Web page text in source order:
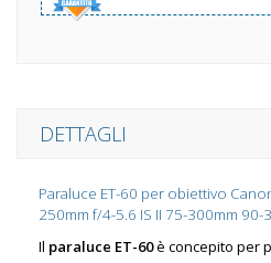
DETTAGLI
Paraluce ET-60 per obiettivo
250mm f/4-5.6 IS II 75-300mm 90-
Il paraluce ET-60è concepito per